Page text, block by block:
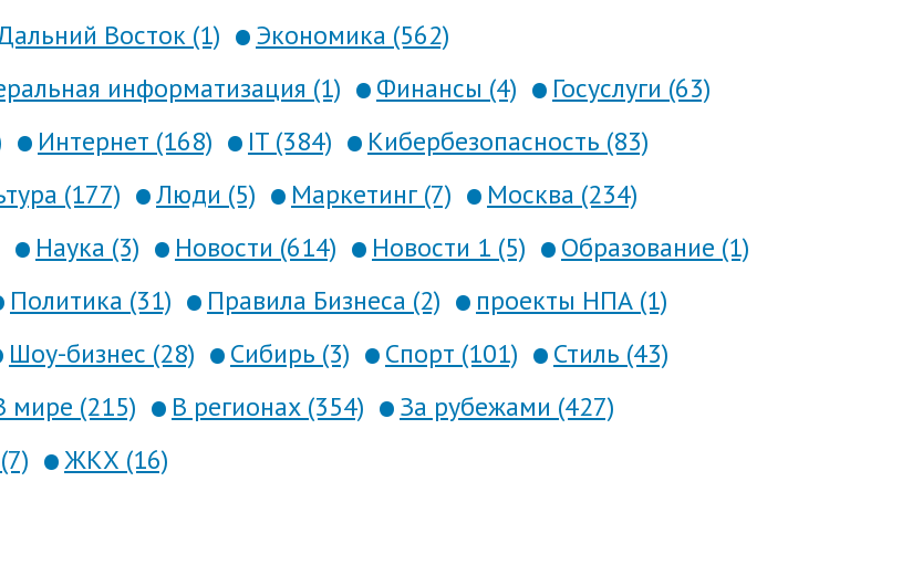
Восток (1)
Экономика (562)
информатизация (1) Финансы (4)
Госуслуги (63)
Интернет (168) IT (384)
Кибербезопасность (83)
(177) Люди (5) Маркетинг (7)
Москва (234)
Наука (3) Новости (614) Новости 1 (5)
Образование (1)
Политика (31) Правила Бизнеса (2)
проекты НПА (1)
Шоу-бизнес (28) Сибирь (3) Спорт (101)
Стиль (43)
мире (215) В регионах (354)
За рубежами (427)
ЖКХ (16)